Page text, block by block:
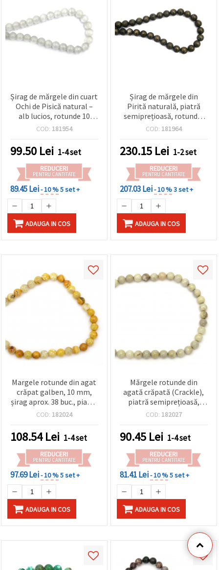
Șirag de mărgele din cuart
Ochi de Pisică natural –
alb lucios, rotunde 10
mm, Calitate A, aprox. 40
bijuterii handmade
COD: 181954
99.50 Lei 1-4 set
REDUCERI
PENTRU CANTITATE
89.45 Lei- 10 %5 set +
ADAUGA IN COS
Șirag de mărgele din
Pirită naturală, piatră
semiprețioasă, rotunde,
10 mm, ~38 bucăți
COD: 181964
230.15 Lei 1-2 set
REDUCERI
PENTRU CANTITATE
207.03 Lei- 10 %3 set +
ADAUGA IN COS
Margele rotunde din agat
crăpat galben, 10 mm,
șirag aprox. 38 buc., piatră
semiprețioasă lustruită
handmade/DIY (brățări,
coliere, craft)
COD: 182024
108.54Lei 1-4 set
REDUCERI
PENTRU CANTITATE
97.69 Lei- 10 %5 set +
ADAUGA IN COS
Mărgele rotunde din
agată crăpată (Crackle),
piatră semiprețioasă,
galben-verde, 10 mm, 1
confecționare bijuterii,
brățări și coliere DIY
COD: 182027
90.45 Lei 1-4 set
REDUCERI
PENTRU CANTITATE
81.41 Lei- 10 %5 set +
ADAUGA IN COS